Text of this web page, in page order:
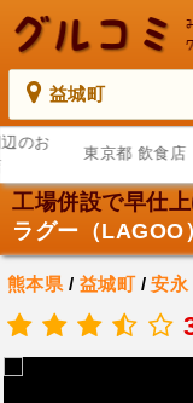
益城町
のお
東京都 飲食店
工場併設で早仕
熊本県 / 益城町/安永